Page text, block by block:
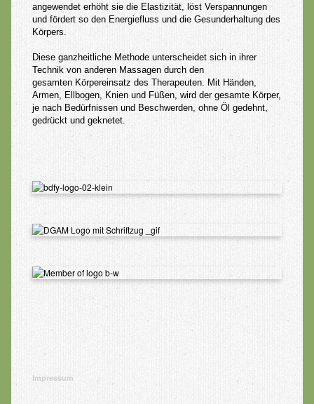
YOGA Urlaub
Preisliste
Geschenkgutscheine
Kontakt
angewendet erhöht sie die Elastizität, löst Verspannungen
und fördert so den Energiefluss und die Gesunderhaltung des
Körpers.
Diese ganzheitliche Methode unterscheidet sich in ihrer
Technik von anderen Massagen durch den
gesamten Körpereinsatz des Therapeuten.
Mit Händen,
Armen, Ellbogen, Knien und Füßen, wird der gesamte Körper,
je nach Bedürfnissen und Beschwerden, ohne Öl gedehnt,
gedrückt und geknetet.
Impressum